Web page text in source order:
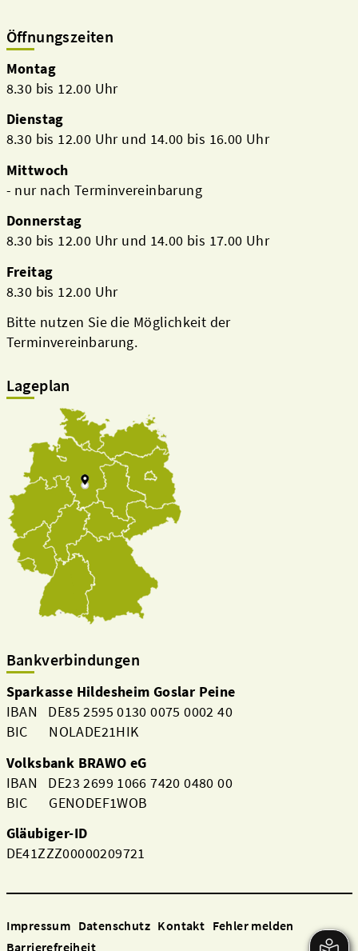
Öffnungszeiten
Montag
8.30 bis 12.00 Uhr
Dienstag
8.30 bis 12.00 Uhr und 14.00 bis 16.00 Uhr
Mittwoch
- nur nach Terminvereinbarung
Donnerstag
8.30 bis 12.00 Uhr und 14.00 bis 17.00 Uhr
Freitag
8.30 bis 12.00 Uhr
Bitte nutzen Sie die Möglichkeit der
Terminvereinbarung.
Lageplan
Bankverbindungen
Sparkasse Hildesheim Goslar Peine
IBAN DE85 2595 0130 0075 0002 40
BIC NOLADE21HIK
Volksbank BRAWO eG
IBAN DE23 2699 1066 7420 0480 00
BIC GENODEF1WOB
Gläubiger-ID
DE41ZZZ00000209721
Impressum Datenschutz Kontakt Fehler melden
Barrierefreiheit